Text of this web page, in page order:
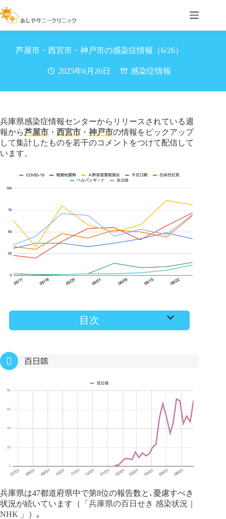
ン
テ
芦屋市・西宮市・神戸市の感染症情報（6/26）
2025年6月26日 感染症情報
兵庫県感染症情報センターからリリースされている週
報から芦屋市 ・ 西宮市 ・ 神戸市の情報をピックアップ
して集計したものを若干のコメントをつけて配信して
います。
目次
百日咳
兵庫県は47都道府県中で第8位の報告数と､憂慮すべき
状況が続いています（「 兵庫県の百日せき 感染状況｜
NHK
」）｡